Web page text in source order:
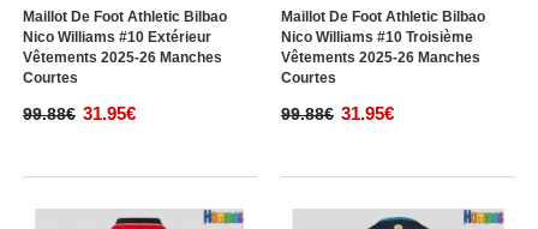
Maillot De Foot Athletic Bilbao
Nico Williams #10 Extérieur
Vêtements 2025-26 Manches
Courtes
99.88€ 31.95€
Maillot De Foot Athletic Bilbao
Nico Williams #10 Troisième
Vêtements 2025-26 Manches
Courtes
99.88€ 31.95€